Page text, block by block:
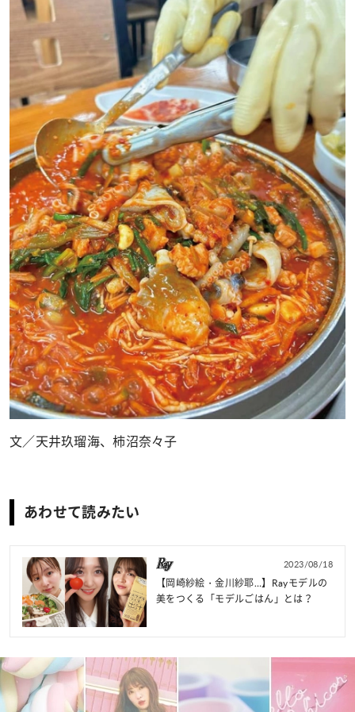
文／天井玖瑠海、柿沼奈々子
あわせて読みたい
2023/08/18
【岡崎紗絵・金川紗耶…】Rayモデルの
美をつくる「モデルごはん」とは？